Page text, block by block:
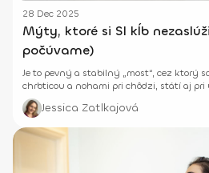
28 Dec 2025
Mýty, ktoré si SI kĺb
počúvame)
Je to pevný a stabilný „most“, cez ktorý
chrbticou a nohami pri chôdzi, státí aj
Jessica Zatlkajová